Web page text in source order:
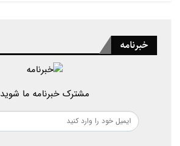
خبرنامه
مشترک خبرنامه ما شوید